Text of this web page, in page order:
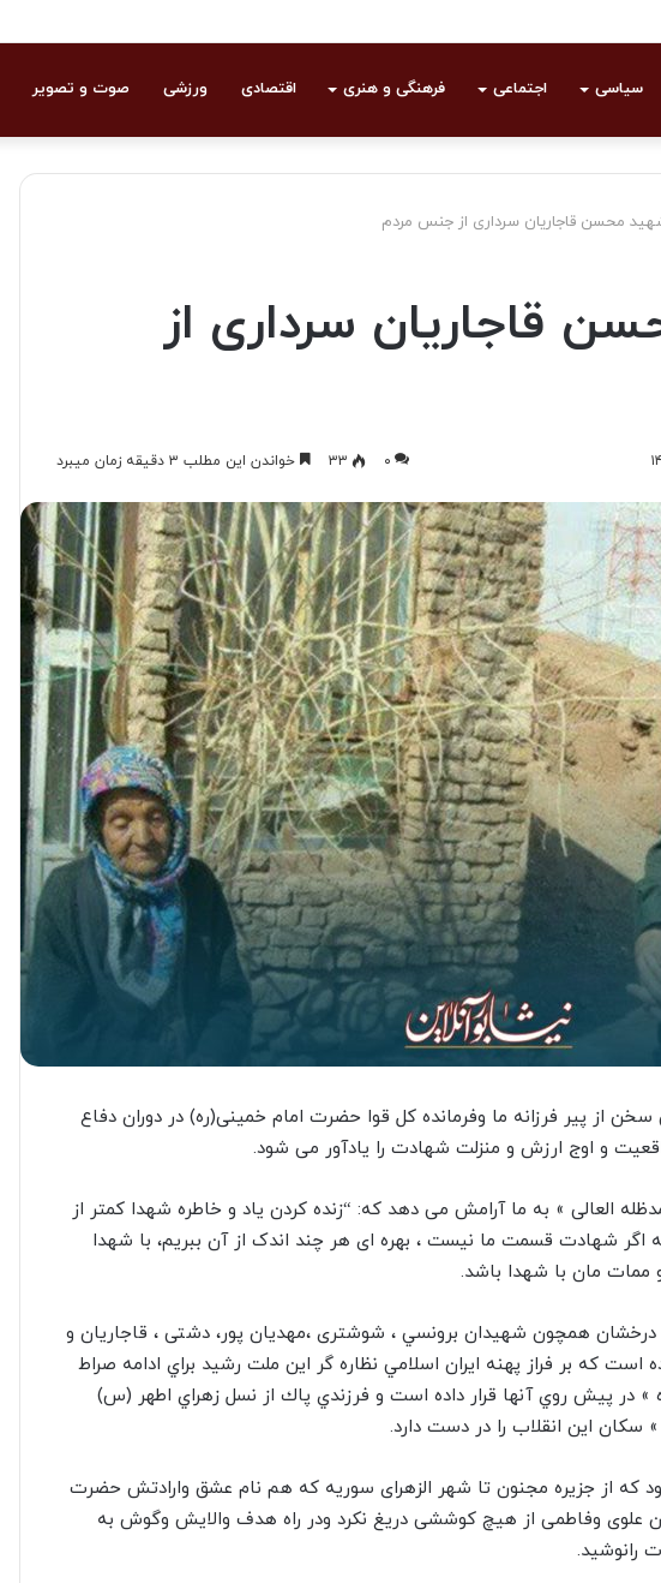
سیاسی اجتماعی فرهنگی و هنری اقتصادی ورزشی صوت و تصویر
محسن قاجاریان سرداری از جنس مردم
قاجاریان سرداری از
۰ ۳۳ خواندن این مطلب ۳ دقیقه زمان میبرد
از پیر فرزانه ما وفرمانده کل قوا حضرت امام خمینی(ره) در دوران دفاع
و اوج ارزش و منزلت شهادت را یادآور می شود.
العالی » به ما آرامش می دهد که: “زنده کردن یاد و خاطره شهدا کمتر از
شهادت قسمت ما نیست ، بهره ای هر چند اندک از آن ببریم، با شهدا
مان با شهدا باشد.
درخشان همچون شهيدان برونسي ، شوشتری ،مهدیان پور، دشتی ، قاجاریان و
كه بر فراز پهنه ايران اسلامي نظاره گر اين ملت رشيد براي ادامه صراط
در پيش روي آنها قرار داده است و فرزندي پاك از نسل زهراي اطهر (س)
سكان اين انقلاب را در دست دارد.
که از جزیره مجنون تا شهر الزهرای سوریه که هم نام عشق وارادتش حضرت
علوی وفاطمی از هیچ کوششی دریغ نکرد ودر راه هدف والایش وگوش به
رانوشید.